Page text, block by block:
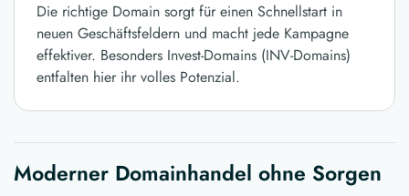
Die richtige Domain sorgt für einen Schnellstart in
neuen Geschäftsfeldern und macht jede Kampagne
effektiver. Besonders Invest-Domains (INV-Domains)
entfalten hier ihr volles Potenzial.
Moderner Domainhandel ohne Sorgen